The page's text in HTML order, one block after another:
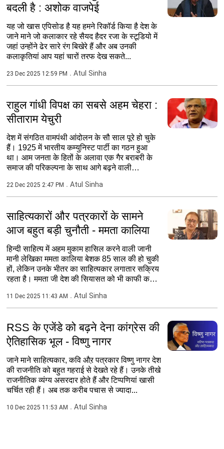
बदली है : अशोक वाजपेई
यह जो खास एपिसोड है यह हमने रिकॉर्ड किया है देश के
जाने माने जो कलाकार रहे सैयद हैदर रजा के स्टूडियो में
जहां उन्होंने ढेर सारे रंग बिखेरे हैं और अब उनकी
कलाकृतियां आप यहां चारों तरफ देख सकते...
23 Dec 2025 12:59 PM Atul Sinha
राहुल गांधी विपक्ष का सबसे अहम चेहरा :
सीताराम येचुरी
देश में संगठित वामपंथी आंदोलन के सौ साल पूरे हो चुके
हैं। 1925 में भारतीय कम्युनिस्ट पार्टी का गठन हुआ
था। आम जनता के हितों के अलावा एक गैर बराबरी के
समाज की परिकल्पना के साथ आगे बढ़ने वाली
22 Dec 2025 2:47 PM Atul Sinha
साहित्यकारों और पत्रकारों के सामने
आज बहुत बड़ी चुनौती - ममता कालिया
हिन्दी साहित्य में अहम मुकाम हासिल करने वाली जानी
मानी लेखिका ममता कालिया बेशक 85 साल की हो चुकी
हों, लेकिन उनके भीतर का साहित्यकार लगातार सक्रिय
रहता है। ममता जी देश की सियासत को भी काफी करीब
11 Dec 2025 11:43 AM Atul Sinha
RSS के एजेंडे को बढ़ने देना कांग्रेस की
ऐतिहासिक भूल - विष्णु नागर
जाने माने साहित्यकार, कवि औऱ पत्रकार विष्णु नागर देश
की राजनीति को बहुत गहराई से देखते रहे हैं। उनके तीखे
राजनीतिक व्यंग्य असरदार होते हैं और टिप्पणियां खासी
चर्चित रही हैं। अब तक करीब पचास से ज्यादा...
10 Dec 2025 11:53 AM Atul Sinha